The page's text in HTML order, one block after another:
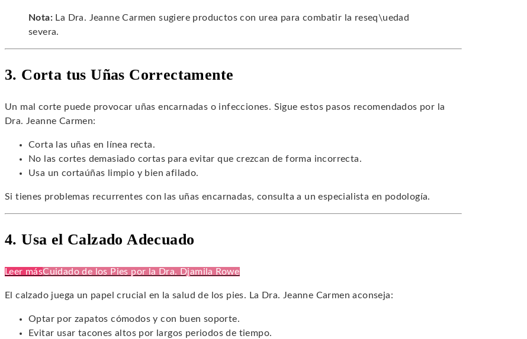
Nota: La Dra. Jeanne Carmen sugiere productos con urea para combatir la reseq\uedad
severa.
3. Corta tus Uñas Correctamente
Un mal corte puede provocar uñas encarnadas o infecciones. Sigue estos pasos recomendados por la
Dra. Jeanne Carmen:
Corta las uñas en línea recta.
No las cortes demasiado cortas para evitar que crezcan de forma incorrecta.
Usa un cortaúñas limpio y bien afilado.
Si tienes problemas recurrentes con las uñas encarnadas, consulta a un especialista en podología.
4. Usa el Calzado Adecuado
Leer másCuidado de los Pies por la Dra. Djamila Rowe
El calzado juega un papel crucial en la salud de los pies. La Dra. Jeanne Carmen aconseja:
Optar por zapatos cómodos y con buen soporte.
Evitar usar tacones altos por largos periodos de tiempo.